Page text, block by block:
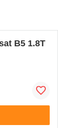
B5 1.8T